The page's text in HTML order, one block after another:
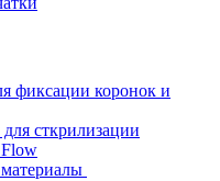
фиксации коронок и
сткрилизации